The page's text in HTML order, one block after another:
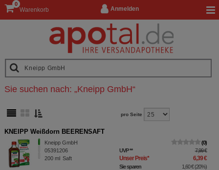
Anmelden
Warenkorb
0
Sie suchen nach: „Kneipp GmbH“
pro Seite
KNEIPP Weißdorn BEERENSAFT
Kneipp GmbH
05391206
200 ml Saft
0
UVP** 7,99 €
Unser Preis* 6,39 €
Sie sparen 1,60 €(20%)